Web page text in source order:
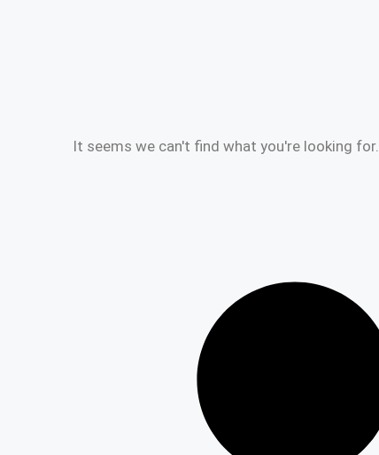
It seems we can't find what you're looking for.